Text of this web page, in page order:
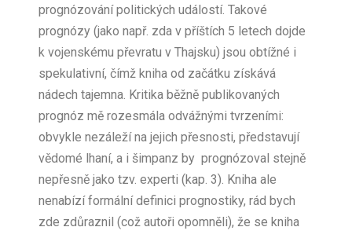
prognózování politických událostí. Takové
prognózy (jako např. zda v příštích 5 letech dojde
k vojenskému převratu v Thajsku) jsou obtížné i
spekulativní, čímž kniha od začátku získává
nádech tajemna. Kritika běžně publikovaných
prognóz mě rozesmála odvážnými tvrzeními:
obvykle nezáleží na jejich přesnosti, představují
vědomé lhaní, a i šimpanz by prognózoval stejně
nepřesně jako tzv. experti (kap. 3). Kniha ale
nenabízí formální definici prognostiky, rád bych
zde zdůraznil (což autoři opomněli), že se kniha